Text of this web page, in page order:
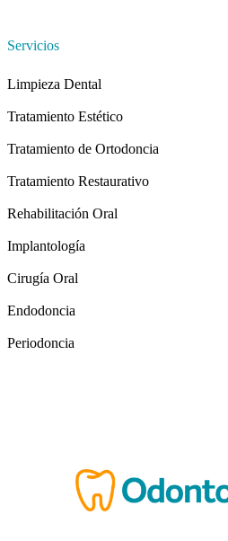
Servicios
Limpieza Dental
Tratamiento Estético
Tratamiento de Ortodoncia
Tratamiento Restaurativo
Rehabilitación Oral
Implantología
Cirugía Oral
Endodoncia
Periodoncia